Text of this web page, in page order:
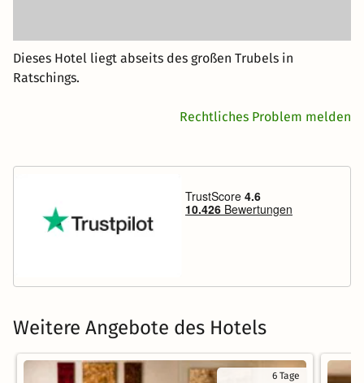
Dieses Hotel liegt abseits des großen Trubels in
Ratschings.
Rechtliches Problem melden
Weitere Angebote des Hotels
6 Tage